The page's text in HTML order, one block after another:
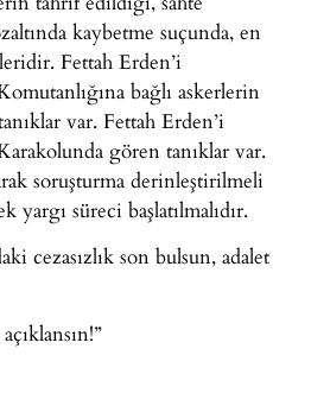
kaybetme suçunda, en
Fettah Erden’i
bağlı askerlerin
var. Fettah Erden’i
gören tanıklar var.
soruşturma derinleştirilmeli
yargı süreci başlatılmalıdır.
cezasızlık son bulsun, adalet